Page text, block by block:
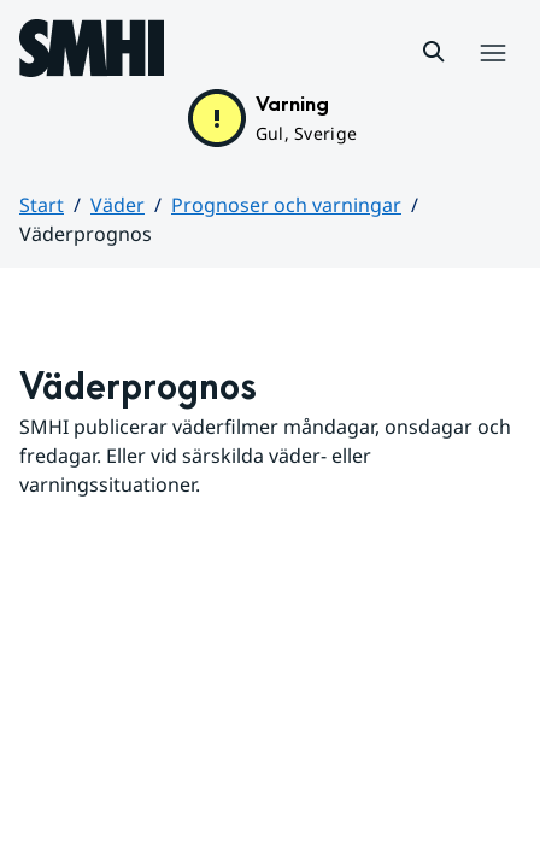
Hoppa till sidans innehåll
Varning
Gul, Sverige
Start Väder
Prognoser och varningar
Väderprognos
Väderprognos
SMHI publicerar väderfilmer måndagar, onsdagar och
fredagar. Eller vid särskilda väder- eller
varningssituationer.